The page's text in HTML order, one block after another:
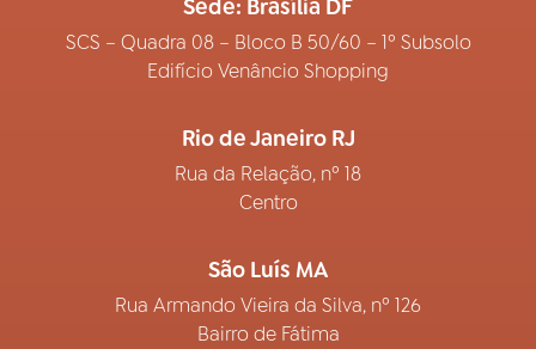
Sede: Brasília DF
SCS – Quadra 08 – Bloco B 50/60 – 1º Subsolo
Edifício Venâncio Shopping
Rio de Janeiro RJ
Rua da Relação, nº 18
Centro
São Luís MA
Rua Armando Vieira da Silva, nº 126
Bairro de Fátima